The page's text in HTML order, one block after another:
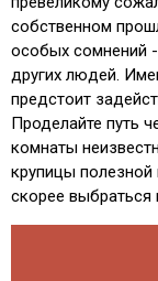
собственном
особых сомнений
других людей.
предстоит
Проделайте путь
комнаты
крупицы
скорее выбраться